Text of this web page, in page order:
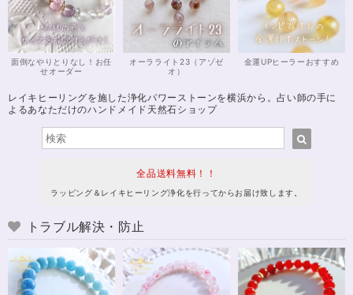
面倒なやりとりなし！お任
せオーダー
オーラライト23（アゾゼ
オ）
金運UPヒーラーおすすめ
レイキヒーリングを施した浄化パワーストーンを横浜から。占い師の手に
よるあなただけのハンドメイド天然石ショップ
全品送料無料！！
ラッピング＆レイキヒーリング浄化を行ってからお届け致します。
トラブル解決・防止